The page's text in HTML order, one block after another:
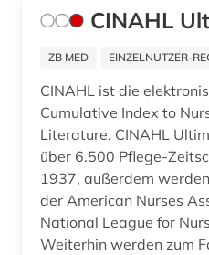
CINAHL
ZB MED EINZELNUTZER-
CINAHL ist die
Cumulative Index to
Literature. CINAHL Ultimate umfasst Artikel aus
über 6.500 Pflege-
1937, außerdem
der American Nurses
National League for
Weiterhin werden zum